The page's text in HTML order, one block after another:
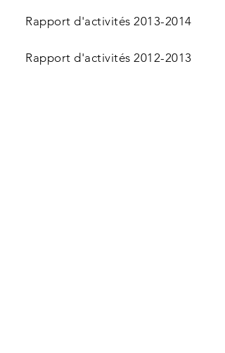
Rapport d'activités 2013-2014
Rapport d'activités 2012-2013